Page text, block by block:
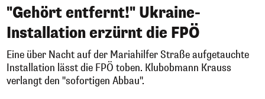
"Gehört entfernt!" Ukraine-
Installation erzürnt die FPÖ
Eine über Nacht auf der Mariahilfer Straße aufgetauchte
Installation lässt die FPÖ toben. Klubobmann Krauss
verlangt den "sofortigen Abbau".